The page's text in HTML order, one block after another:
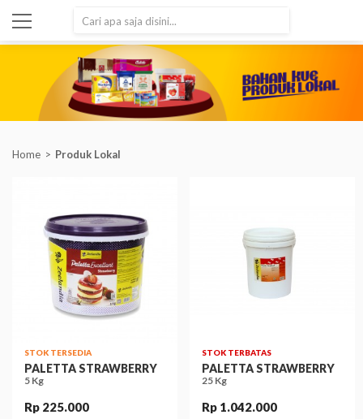
Home Produk Lokal
STOK TERSEDIA
PALETTA STRAWBERRY
5 Kg
Rp 225.000
STOK TERBATAS
PALETTA STRAWBERRY
25 Kg
Rp 1.042.000